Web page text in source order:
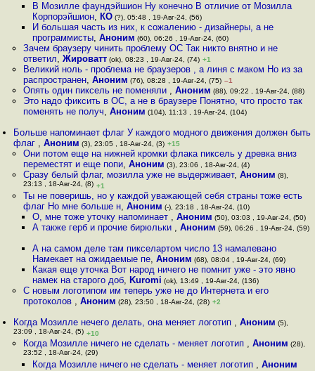
В Мозилле фаундэйшион Ну конечно В отличие от Мозилла
Корпорэйшион, КО(?), 05:48 , 19-Авг-24, (56)
И большая часть из них, к сожалению - дизайнеры, а не
программисты, Аноним (60), 06:26 , 19-Авг-24, (60)
Зачем браузеру чинить проблему ОС Так никто внятно и не
ответил, Жироватт(ok), 08:23 , 19-Авг-24, (74) +1
Великий ноль - проблема не браузеров , а линя с маком Но из за
распространен, Аноним (76), 08:28 , 19-Авг-24, (75) –1
Опять один пиксель не поменяли , Аноним (88), 09:22 , 19-Авг-24, (88)
Это надо фиксить в ОС, а не в браузере Понятно, что просто так
поменять не получ, Аноним (104), 11:13 , 19-Авг-24, (104)
Больше напоминает флаг У каждого модного движения должен быть
флаг ,Аноним (3), 23:05 , 18-Авг-24, (3) +15
Они потом еще на нижней кромки флака пиксель у древка вниз
переместят и еще попи, Аноним (3), 23:06 , 18-Авг-24, (4)
Сразу белый флаг, мозилла уже не выдерживает, Аноним (8),
23:13 , 18-Авг-24, (8) +1
Ты не поверишь, но у каждой уважающей себя страны тоже есть
флаг Но мне больше н, Аноним (-), 23:18 , 18-Авг-24, (10)
О, мне тоже уточку напоминает , Аноним (50), 03:03 , 19-Авг-24, (50)
А также герб и прочие бирюльки , Аноним (59), 06:26 , 19-Авг-24, (59)
А на самом деле там пикселартом число 13 намалевано
Намекает на ожидаемые пе, Аноним (68), 08:04 , 19-Авг-24, (69)
Какая еще уточка Вот народ ничего не помнит уже - это явно
намек на старого доб, Kuromi (ok), 13:49 , 19-Авг-24, (136)
С новым логотипом им теперь уже не до Интернета и его
протоколов , Аноним (28), 23:50 , 18-Авг-24, (28) +2
Когда Мозилле нечего делать, она меняет логотип ,Аноним (5),
23:09 , 18-Авг-24, (5) +10
Когда Мозилле ничего не сделать - меняет логотип , Аноним (28),
23:52 , 18-Авг-24, (29)
Когда Мозилле ничего не сделать - меняет логотип , Аноним